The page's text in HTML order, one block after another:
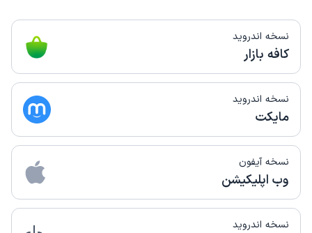
نسخه اندروید
کافه بازار
نسخه اندروید
مایکت
نسخه آیفون
وب اپلیکیشن
نسخه اندروید